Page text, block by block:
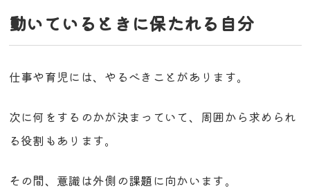
動いているときに保たれる自分
仕事や育児には、やるべきことがあります。
次に何をするのかが決まっていて、周囲から求められ
る役割もあります。
その間、意識は外側の課題に向かいます。